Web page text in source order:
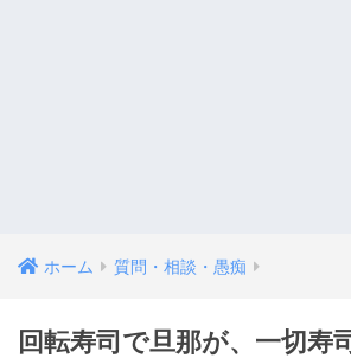
ホーム 質問・相談・愚痴
回転寿司で旦那が、一切寿